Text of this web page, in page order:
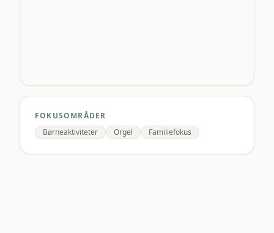
FOKUSOMRÅDER
Børneaktiviteter
Orgel Familiefokus